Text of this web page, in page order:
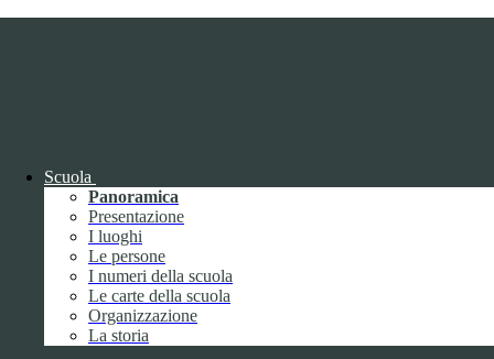
Scuola
Panoramica
Presentazione
I luoghi
Le persone
I numeri della scuola
Le carte della scuola
Organizzazione
La storia
Bandi di concorso